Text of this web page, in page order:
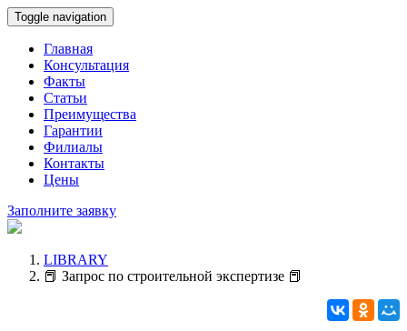
Toggle navigation
Главная
Консультация
Факты
Статьи
Преимущества
Гарантии
Филиалы
Контакты
Цены
Заполните заявку
LIBRARY
📕 Запрос по строительной экспертизе 📕